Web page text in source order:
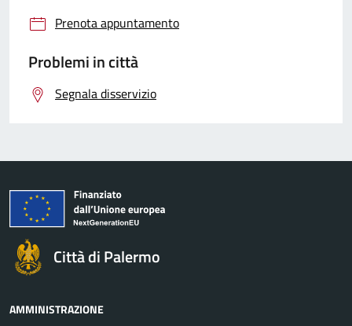
Prenota appuntamento
Problemi in città
Segnala disservizio
Città di Palermo
AMMINISTRAZIONE